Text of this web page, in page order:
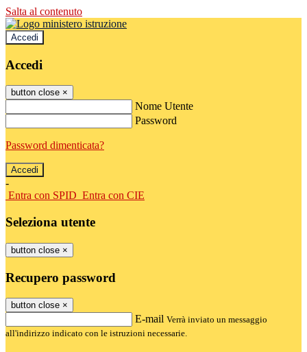
Salta al contenuto
Accedi
Accedi
button close ×
Nome Utente
Password
Password dimenticata?
-
Entra con SPID Entra con CIE
Seleziona utente
button close ×
Recupero password
button close ×
E-mail Verrà inviato un messaggio
all'indirizzo indicato con le istruzioni necessarie.